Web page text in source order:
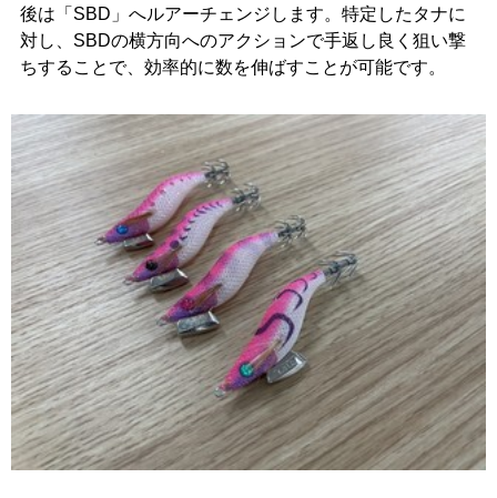
後は「SBD」へルアーチェンジします。特定したタナに
対し、SBDの横方向へのアクションで手返し良く狙い撃
ちすることで、効率的に数を伸ばすことが可能です。